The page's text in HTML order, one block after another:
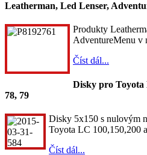
Leatherman, Led Lenser,
Produkty
AdventureMenu v
Číst dál...
Disky pro Toyota
78, 79
Disky 5x150 s nulovým
Toyota LC 100,150,200
Číst dál...